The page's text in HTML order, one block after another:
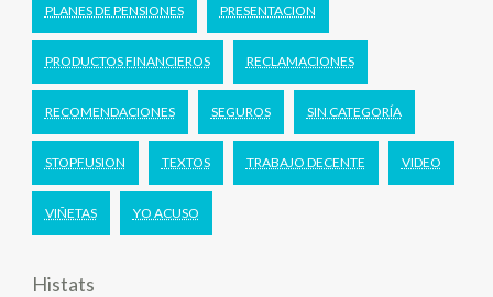
PLANES DE PENSIONES PRESENTACION
PRODUCTOS FINANCIEROS RECLAMACIONES
RECOMENDACIONES SEGUROS SIN CATEGORÍA
STOPFUSION TEXTOS TRABAJO DECENTE VIDEO
VIÑETAS YO ACUSO
Histats